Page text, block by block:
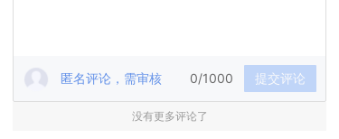
匿名评论，需审核 0/1000 提交评论
没有更多评论了